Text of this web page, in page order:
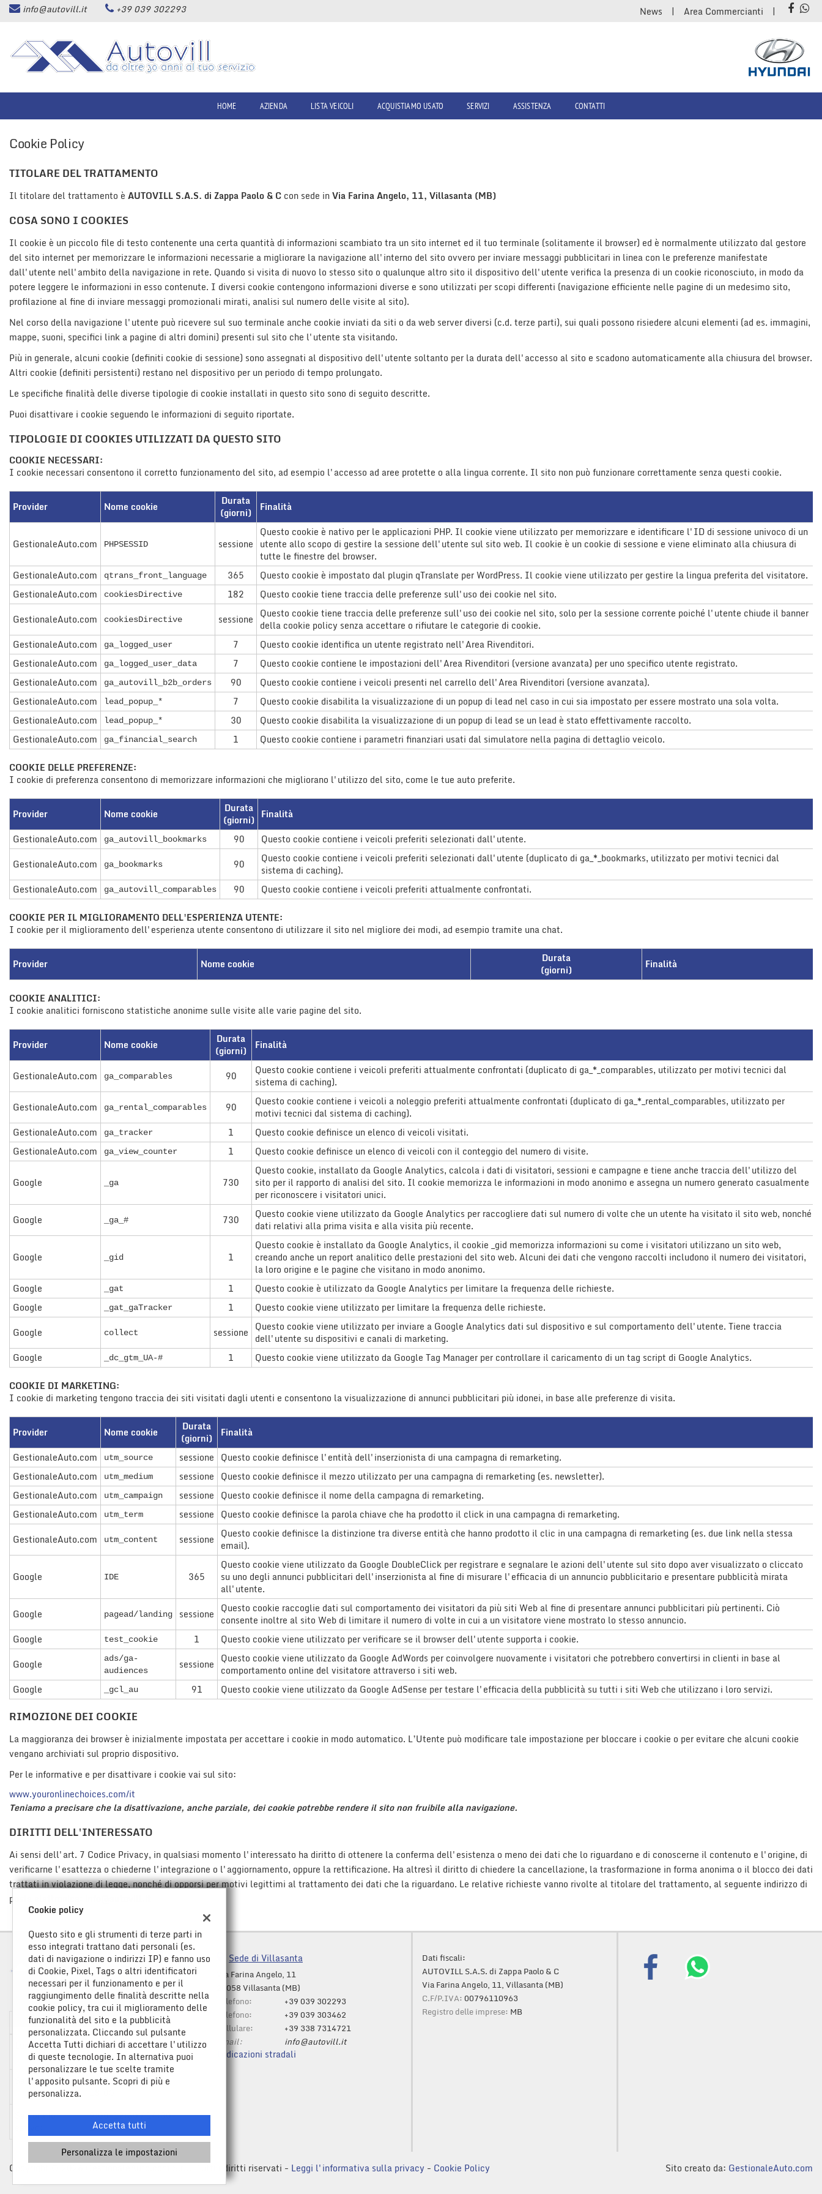
AZIENDA
ASSISTENZA
NEWS
AREA COMMERCIANTI
info@autovill.it +39 039 302293 News Area Commercianti
HOME AZIENDA LISTA VEICOLI ACQUISTIAMO USATO SERVIZI ASSISTENZA CONTATTI
Cookie Policy
TITOLARE DEL TRATTAMENTO
Il titolare del trattamento è AUTOVILL S.A.S. di Zappa Paolo & C con sede inVia Farina Angelo, 11, Villasanta (MB)
COSA SONO I COOKIES
Il cookie è un piccolo file di testo contenente una certa quantità di informazioni scambiato tra un sito internet ed il tuo terminale (solitamente il browser) ed è normalmente utilizzato dal gestore
del sito internet per memorizzare le informazioni necessarie a migliorare la navigazione all'interno del sito ovvero per inviare messaggi pubblicitari in linea con le preferenze manifestate
dall'utente nell'ambito della navigazione in rete. Quando si visita di nuovo lo stesso sito o qualunque altro sito il dispositivo dell'utente verifica la presenza di un cookie riconosciuto, in modo da
potere leggere le informazioni in esso contenute. I diversi cookie contengono informazioni diverse e sono utilizzati per scopi differenti (navigazione efficiente nelle pagine di un medesimo sito,
profilazione al fine di inviare messaggi promozionali mirati, analisi sul numero delle visite al sito).
Nel corso della navigazione l'utente può ricevere sul suo terminale anche cookie inviati da siti o da web server diversi (c.d. terze parti), sui quali possono risiedere alcuni elementi (ad es. immagini,
mappe, suoni, specifici link a pagine di altri domini) presenti sul sito che l'utente sta visitando.
Più in generale, alcuni cookie (definiti cookie di sessione) sono assegnati al dispositivo dell'utente soltanto per la durata dell'accesso al sito e scadono automaticamente alla chiusura del browser.
Altri cookie (definiti persistenti) restano nel dispositivo per un periodo di tempo prolungato.
Le specifiche finalità delle diverse tipologie di cookie installati in questo sito sono di seguito descritte.
Puoi disattivare i cookie seguendo le informazioni di seguito riportate.
TIPOLOGIE DI COOKIES UTILIZZATI DA QUESTO SITO
COOKIE NECESSARI:
I cookie necessari consentono il corretto funzionamento del sito, ad esempio l'accesso ad aree protette o alla lingua corrente. Il sito non può funzionare correttamente senza questi cookie.
Provider Nome cookie
Durata
(giorni)
Finalità
GestionaleAuto.com PHPSESSID sessione
Questo cookie è nativo per le applicazioni PHP. Il cookie viene utilizzato per memorizzare e identificare l'ID di sessione univoco di un
utente allo scopo di gestire la sessione dell'utente sul sito web. Il cookie è un cookie di sessione e viene eliminato alla chiusura di
tutte le finestre del browser.
GestionaleAuto.com
qtrans_front_language 365
Questo cookie è impostato dal plugin qTranslate per WordPress. Il cookie viene utilizzato per gestire la lingua preferita del visitatore.
GestionaleAuto.com
cookiesDirective 182
Questo cookie tiene traccia delle preferenze sull'uso dei cookie nel sito.
GestionaleAuto.com
cookiesDirective sessione Questo cookie tiene traccia delle preferenze sull'uso dei cookie nel sito, solo per la sessione corrente poiché l'utente chiude il banner
della cookie policy senza accettare o rifiutare le categorie di cookie.
GestionaleAuto.com
ga_logged_user 7
Questo cookie identifica un utente registrato nell'Area Rivenditori.
GestionaleAuto.com
ga_logged_user_data 7
Questo cookie contiene le impostazioni dell'Area Rivenditori (versione avanzata) per uno specifico utente registrato.
GestionaleAuto.com
ga_autovill_b2b_orders 90
Questo cookie contiene i veicoli presenti nel carrello dell'Area Rivenditori (versione avanzata).
GestionaleAuto.com
lead_popup_* 7
Questo cookie disabilita la visualizzazione di un popup di lead nel caso in cui sia impostato per essere mostrato una sola volta.
GestionaleAuto.com
lead_popup_* 30
Questo cookie disabilita la visualizzazione di un popup di lead se un lead è stato effettivamente raccolto.
GestionaleAuto.com
ga_financial_search 1
Questo cookie contiene i parametri finanziari usati dal simulatore nella pagina di dettaglio veicolo.
COOKIE DELLE PREFERENZE:
I cookie di preferenza consentono di memorizzare informazioni che migliorano l'utilizzo del sito, come le tue auto preferite.
Provider Nome cookie
Durata
(giorni) Finalità
GestionaleAuto.com
ga_autovill_bookmarks 90
Questo cookie contiene i veicoli preferiti selezionati dall'utente.
GestionaleAuto.com
ga_bookmarks 90
Questo cookie contiene i veicoli preferiti selezionati dall'utente (duplicato di ga_*_bookmarks, utilizzato per motivi tecnici dal
sistema di caching).
GestionaleAuto.com
ga_autovill_comparables 90
Questo cookie contiene i veicoli preferiti attualmente confrontati.
COOKIE PER IL MIGLIORAMENTO DELL'ESPERIENZA UTENTE:
I cookie per il miglioramento dell'esperienza utente consentono di utilizzare il sito nel migliore dei modi, ad esempio tramite una chat.
Provider Nome cookie
Durata
(giorni)
Finalità
COOKIE ANALITICI:
I cookie analitici forniscono statistiche anonime sulle visite alle varie pagine del sito.
Provider Nome cookie
Durata
(giorni)
Finalità
GestionaleAuto.com ga_comparables 90
Questo cookie contiene i veicoli preferiti attualmente confrontati (duplicato di ga_*_comparables, utilizzato per motivi tecnici dal
sistema di caching).
GestionaleAuto.com
ga_rental_comparables 90
Questo cookie contiene i veicoli a noleggio preferiti attualmente confrontati (duplicato di ga_*_rental_comparables, utilizzato per
motivi tecnici dal sistema di caching).
GestionaleAuto.com
ga_tracker 1
Questo cookie definisce un elenco di veicoli visitati.
GestionaleAuto.com
ga_view_counter 1 Questo cookie definisce un elenco di veicoli con il conteggio del numero di visite.
Google _ga 730
Questo cookie, installato da Google Analytics, calcola i dati di visitatori, sessioni e campagne e tiene anche traccia dell'utilizzo del
sito per il rapporto di analisi del sito. Il cookie memorizza le informazioni in modo anonimo e assegna un numero generato casualmente
per riconoscere i visitatori unici.
Google
_ga_# 730
Questo cookie viene utilizzato da Google Analytics per raccogliere dati sul numero di volte che un utente ha visitato il sito web, nonché
dati relativi alla prima visita e alla visita più recente.
Google _gid 1
Questo cookie è installato da Google Analytics, il cookie _gid memorizza informazioni su come i visitatori utilizzano un sito web,
creando anche un report analitico delle prestazioni del sito web. Alcuni dei dati che vengono raccolti includono il numero dei visitatori,
la loro origine e le pagine che visitano in modo anonimo.
Google
_gat 1
Questo cookie è utilizzato da Google Analytics per limitare la frequenza delle richieste.
Google
_gat_gaTracker 1
Questo cookie viene utilizzato per limitare la frequenza delle richieste.
Google
collect sessione Questo cookie viene utilizzato per inviare a Google Analytics dati sul dispositivo e sul comportamento dell'utente. Tiene traccia
dell'utente su dispositivi e canali di marketing.
Google
_dc_gtm_UA-# 1
Questo cookie viene utilizzato da Google Tag Manager per controllare il caricamento di un tag script di Google Analytics.
COOKIE DI MARKETING:
I cookie di marketing tengono traccia dei siti visitati dagli utenti e consentono la visualizzazione di annunci pubblicitari più idonei, in base alle preferenze di visita.
Provider Nome cookie
Durata
(giorni)
Finalità
GestionaleAuto.com
utm_source sessione Questo cookie definisce l'entità dell'inserzionista di una campagna di remarketing.
GestionaleAuto.com
utm_medium sessione Questo cookie definisce il mezzo utilizzato per una campagna di remarketing (es. newsletter).
GestionaleAuto.com
utm_campaign sessione Questo cookie definisce il nome della campagna di remarketing.
GestionaleAuto.com
utm_term sessione Questo cookie definisce la parola chiave che ha prodotto il click in una campagna di remarketing.
GestionaleAuto.com
utm_content sessione Questo cookie definisce la distinzione tra diverse entità che hanno prodotto il clic in una campagna di remarketing (es. due link nella stessa
email).
Google IDE 365
Questo cookie viene utilizzato da Google DoubleClick per registrare e segnalare le azioni dell'utente sul sito dopo aver visualizzato o cliccato
su uno degli annunci pubblicitari dell'inserzionista al fine di misurare l'efficacia di un annuncio pubblicitario e presentare pubblicità mirata
all'utente.
Google
pagead/landing sessione Questo cookie raccoglie dati sul comportamento dei visitatori da più siti Web al fine di presentare annunci pubblicitari più pertinenti. Ciò
consente inoltre al sito Web di limitare il numero di volte in cui a un visitatore viene mostrato lo stesso annuncio.
Google
test_cookie 1
Questo cookie viene utilizzato per verificare se il browser dell'utente supporta i cookie.
Google
ads/ga-
audiences
sessione Questo cookie viene utilizzato da Google AdWords per coinvolgere nuovamente i visitatori che potrebbero convertirsi in clienti in base al
comportamento online del visitatore attraverso i siti web.
Google
_gcl_au 91 Questo cookie viene utilizzato da Google AdSense per testare l'efficacia della pubblicità su tutti i siti Web che utilizzano i loro servizi.
RIMOZIONE DEI COOKIE
La maggioranza dei browser è inizialmente impostata per accettare i cookie in modo automatico. L’Utente può modificare tale impostazione per bloccare i cookie o per evitare che alcuni cookie
vengano archiviati sul proprio dispositivo.
Per le informative e per disattivare i cookie vai sul sito:
www.youronlinechoices.com/it
Teniamo a precisare che la disattivazione, anche parziale, dei cookie potrebbe rendere il sito non fruibile alla navigazione.
DIRITTI DELL'INTERESSATO
Ai sensi dell'art. 7 Codice Privacy, in qualsiasi momento l'interessato ha diritto di ottenere la conferma dell'esistenza o meno dei dati che lo riguardano e di conoscerne il contenuto e l'origine, di
verificarne l'esattezza o chiederne l'integrazione o l'aggiornamento, oppure la rettificazione. Ha altresì il diritto di chiedere la cancellazione, la trasformazione in forma anonima o il blocco dei dati
trattati in violazione di legge, nonché di opporsi per motivi legittimi al trattamento dei dati che la riguardano. Le relative richieste vanno rivolte al titolare del trattamento, al seguente indirizzo di
posta elettronica:
Orario apertura
Lun-Ven:
9:00-12:30 / 14:30-
19:00
Sab:
9:00-12:30 / 14:30-
Sab orario
9:00-12:30 / 14:30-
17:30
Sede di Villasanta
Via Farina Angelo, 11
20058 Villasanta (MB)
Telefono:
+39 039 302293
Telefono:
+39 039 303462
Cellulare:
+39 338 7314721
Email:
info@autovill.it
Indicazioni stradali
Dati fiscali:
AUTOVILL S.A.S. di Zappa Paolo & C
Via Farina Angelo, 11, Villasanta (MB)
C.F/P.IVA:00796110963
Registro delle imprese: MB
Copyright © 2026 GestionaleAuto.com S.r.l., Tutti i diritti riservati - Leggi l'informativa sulla privacy - Cookie Policy Sito creato da: GestionaleAuto.com
Cookie policy
Questo sito e gli strumenti di terze parti in
esso integrati trattano dati personali (es.
dati di navigazione o indirizzi IP) e fanno uso
di Cookie, Pixel, Tags o altri identificatori
necessari per il funzionamento e per il
raggiungimento delle finalità descritte nella
cookie policy, tra cui il miglioramento delle
funzionalità del sito e la pubblicità
personalizzata. Cliccando sul pulsante
Accetta Tutti dichiari di accettare l'utilizzo
di queste tecnologie. In alternativa puoi
personalizzare le tue scelte tramite
l'apposito pulsante. Scopri di più e
personalizza.
Accetta tutti
Personalizza le impostazioni
preferenze
di
consenso
Il
pannello
consente
esprimere
le
tue
di
alle
tecnologie
di
tracciamento
che
adottiamo
offrire
le
funzionalità
e
svolgere
le
attività
di
descritte.
ottenere
maggiori
e
sul
di
strumenti
di
tracciamento
si
rimanda
alla
cookie
policy.
Puoi
rivedere
e
modificare
le
tue
scelte
qualsiasi
momento.
Cookie necessari
Cookie delle preferenze
Cookie per il miglioramento dell'esperienza utente
Cookie analitici
Cookie di marketing
Leggi
la